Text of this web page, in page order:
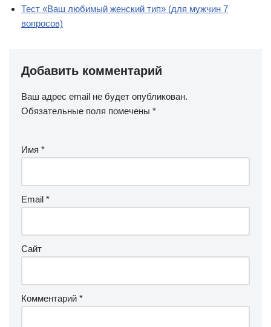
Тест «Ваш любимый женский тип» (для мужчин 7
вопросов)
Добавить комментарий
Ваш адрес email не будет опубликован.
Обязательные поля помечены *
Имя *
Email *
Сайт
Комментарий *